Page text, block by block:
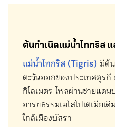
ต้นกำเนิดแม่น้ำไทกริส แ
แม่น้ำไทกริส (Tigris) มีต้
ตะวันออกของประเทศตุร
กิโลเมตร ไหลผ่านชายแด
อารยธรรมเมโสโปเตเมีย
ใกล้เมืองบัสรา